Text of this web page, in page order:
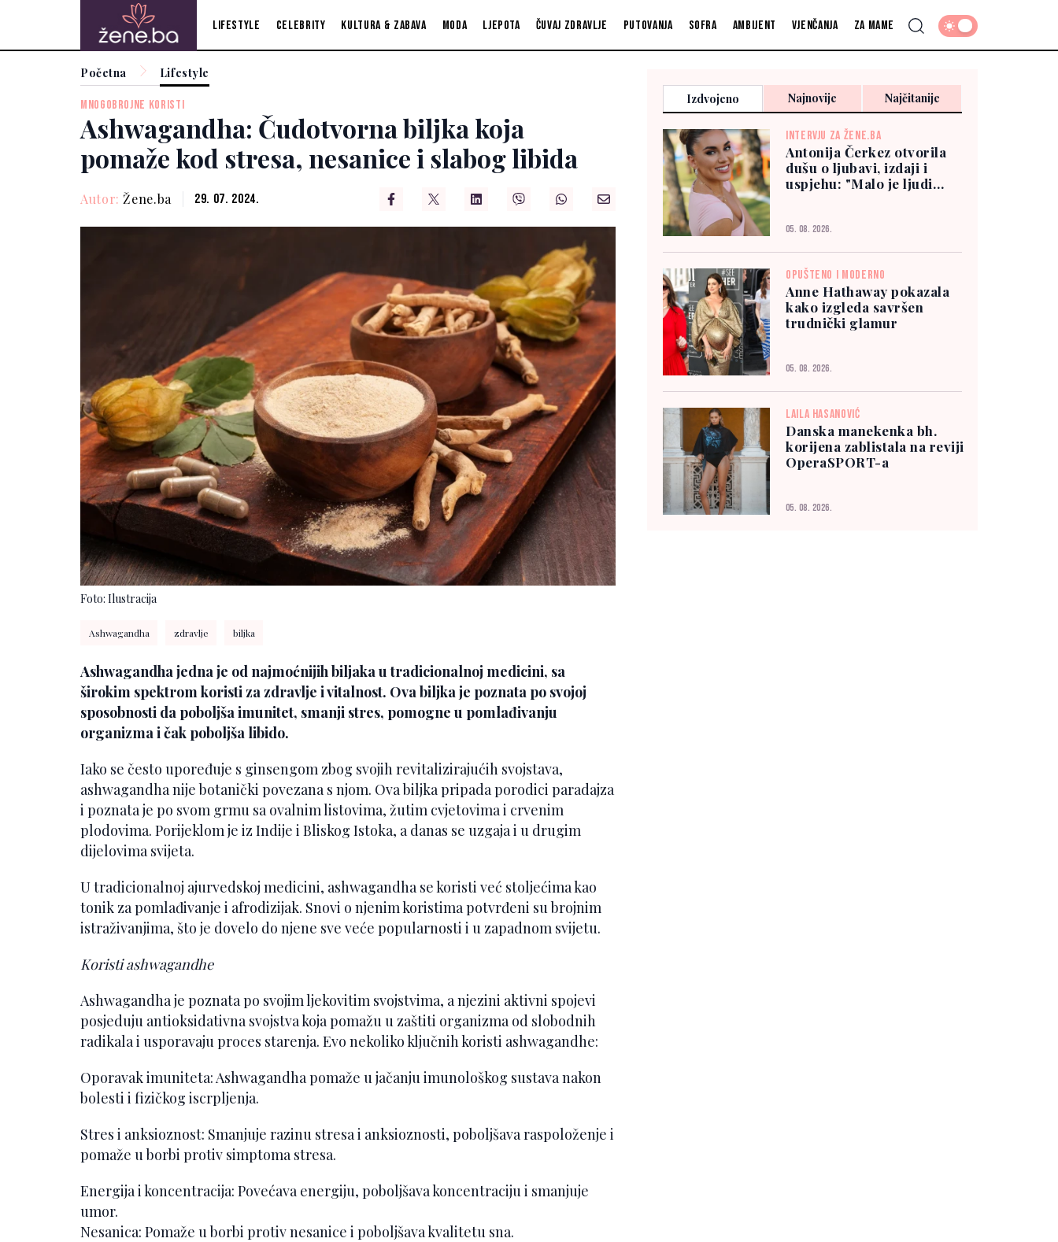
Lifestyle Celebrity Kultura & zabava Moda Ljepota Čuvaj zdravlje Putovanja Sofra Ambijent Vjenčanja Za mame
Početna Lifestyle
MNOGOBROJNE KORISTI
Ashwagandha: Čudotvorna biljka koja
pomaže kod stresa, nesanice i slabog libida
Autor: Žene.ba 29. 07. 2024.
Foto: Ilustracija
Ashwagandha zdravlje biljka
Ashwagandha jedna je od najmoćnijih biljaka u tradicionalnoj medicini, sa
širokim spektrom koristi za zdravlje i vitalnost. Ova biljka je poznata po svojoj
sposobnosti da poboljša imunitet, smanji stres, pomogne u pomlađivanju
organizma i čak poboljša libido.
Iako se često upoređuje s ginsengom zbog svojih revitalizirajućih svojstava,
ashwagandha nije botanički povezana s njom. Ova biljka pripada porodici paradajza
i poznata je po svom grmu sa ovalnim listovima, žutim cvjetovima i crvenim
plodovima. Porijeklom je iz Indije i Bliskog Istoka, a danas se uzgaja i u drugim
dijelovima svijeta.
U tradicionalnoj ajurvedskoj medicini, ashwagandha se koristi već stoljećima kao
tonik za pomlađivanje i afrodizijak. Snovi o njenim koristima potvrđeni su brojnim
istraživanjima, što je dovelo do njene sve veće popularnosti i u zapadnom svijetu.
Koristi ashwagandhe
Ashwagandha je poznata po svojim ljekovitim svojstvima, a njezini aktivni spojevi
posjeduju antioksidativna svojstva koja pomažu u zaštiti organizma od slobodnih
radikala i usporavaju proces starenja. Evo nekoliko ključnih koristi ashwagandhe:
Oporavak imuniteta: Ashwagandha pomaže u jačanju imunološkog sustava nakon
bolesti i fizičkog iscrpljenja.
Stres i anksioznost: Smanjuje razinu stresa i anksioznosti, poboljšava raspoloženje i
pomaže u borbi protiv simptoma stresa.
Energija i koncentracija: Povećava energiju, poboljšava koncentraciju i smanjuje
umor.
Nesanica: Pomaže u borbi protiv nesanice i poboljšava kvalitetu sna.
Izdvojeno Najnovije Najčitanije
INTERVJU ZA ŽENE.BA
Antonija Čerkez otvorila
dušu o ljubavi, izdaji i
uspjehu: "Malo je ljudi
05. 08. 2026.
OPUŠTENO I MODERNO
Anne Hathaway pokazala
kako izgleda savršen
trudnički glamur
05. 08. 2026.
LAILA HASANOVIĆ
Danska manekenka bh.
korijena zablistala na reviji
OperaSPORT-a
05. 08. 2026.